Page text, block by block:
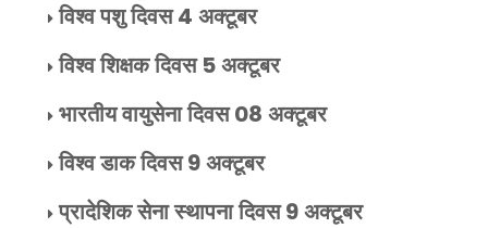
विश्व पशु दिवस4 अक्टूबर
विश्व शिक्षक दिवस5अक्टूबर
भारतीय वायुसेना दिवस08 अक्टूबर
विश्व डाक दिवस9अक्टूबर
प्रादेशिक सेना स्थापना दिवस9अक्टूबर